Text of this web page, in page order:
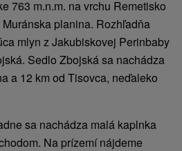
763 m.n.m. na vrchu Remetisko
planina. Rozhľadňa
mlyn z Jakubiskovej Perinbaby
. Sedlo Zbojská sa nachádza
a 12 km od Tisovca, neďaleko
sa nachádza malá kaplnka
Na prízemí nájdeme